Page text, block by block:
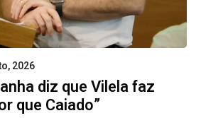
2026
diz que Vilela faz
que Caiado”